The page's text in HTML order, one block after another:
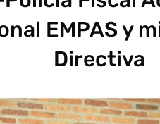
EMPAS y
Directiva